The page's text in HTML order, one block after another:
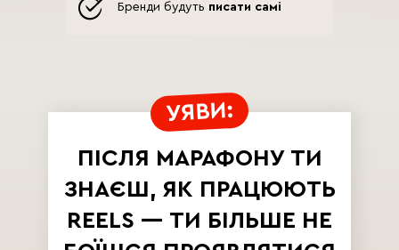
Бренди будуть писати самі
ПІСЛЯ МАРАФОНУ ТИ
ЗНАЄШ, ЯК ПРАЦЮЮТЬ
REELS — ТИ БІЛЬШЕ НЕ
УЯВИ: